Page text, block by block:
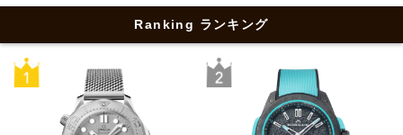
Ranking ランキング